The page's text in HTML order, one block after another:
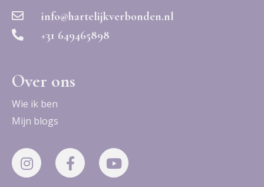
info@hartelijkverbonden.nl
+31 649465898
Over ons
Wie ik ben
Mijn blogs